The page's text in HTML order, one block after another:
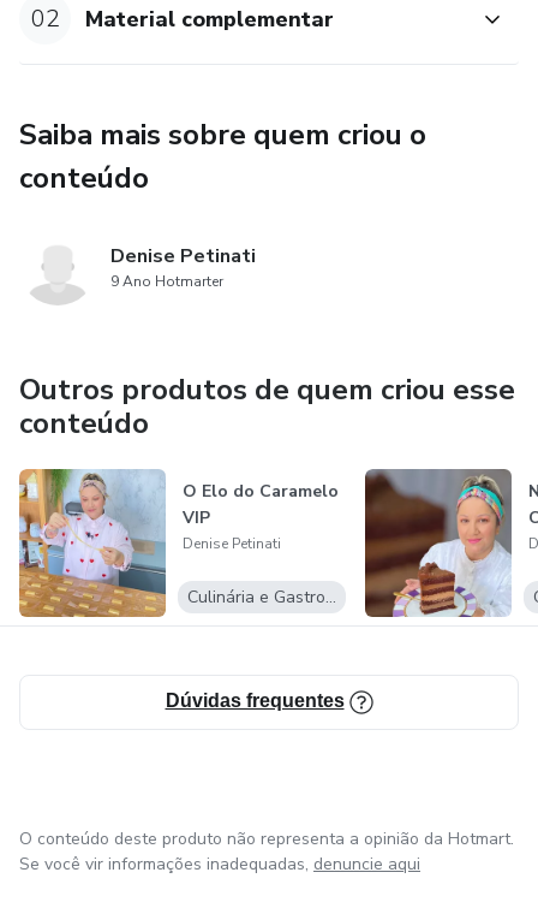
02 Material complementar
Saiba mais sobre quem criou o
conteúdo
Denise Petinati
9 Ano Hotmarter
Outros produtos de quem criou esse
conteúdo
O Elo do Caramelo
VIP
Denise Petinati
Culinária e Gastronomia
Dúvidas frequentes
O conteúdo deste produto não representa a opinião da Hotmart.
Se você vir informações inadequadas, denuncie aqui